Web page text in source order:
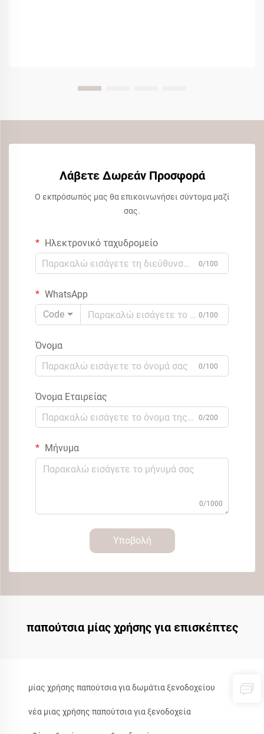
Λάβετε Δωρεάν Προσφορά
Ο εκπρόσωπός μας θα επικοινωνήσει σύντομα μαζί
σας.
Ηλεκτρονικό ταχυδρομείο
0/100
WhatsApp
Code
0/100
Όνομα
0/100
Όνομα Εταιρείας
0/200
Μήνυμα
0/1000
Υποβολή
παπούτσια μίας χρήσης για επισκέπτες
μίας χρήσης παπούτσια για δωμάτια ξενοδοχείου
νέα μιας χρήσης παπούτσια για ξενοδοχεία